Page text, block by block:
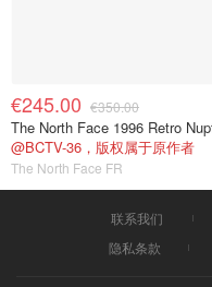
€245.00 €350.00
@BCTV-36，版权属于原作者
The North Face FR
联系我们
隐私条款